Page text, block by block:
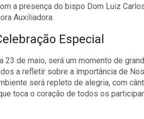
a presença do bispo Dom Luiz
Auxiliadora.
Especial
de maio, será um momento de
a refletir sobre a importância de
será repleto de alegria, com
toca o coração de todos os